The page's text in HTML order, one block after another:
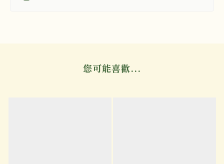
您可能喜歡...